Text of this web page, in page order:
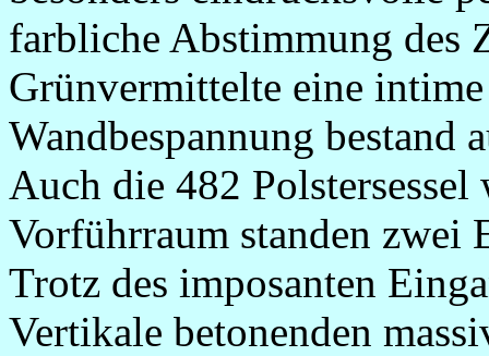
farbliche Abstimmung des
Grünvermittelte eine
Wandbespannung bestand
Auch die 482
Vorführraum standen zwei
Trotz des imposanten
Vertikale betonenden